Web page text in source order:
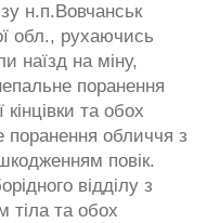
н.п.Вовчанськ
обл., рухаючись
наїзд на міну,
поранення
та обох
поранення обличчя з
повік.
відділу з
тіла та обох